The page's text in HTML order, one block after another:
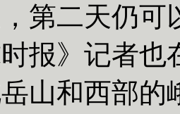
第二天仍可
》记者也
山和西部的